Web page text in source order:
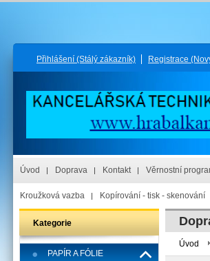
Přihlášení (Stálý zákazník) Registrace
Úvod Doprava Kontakt Věrnostní
Kroužková vazba Kopírování - tisk - skenování
Kategorie
PAPÍR A FÓLIE
Úvod